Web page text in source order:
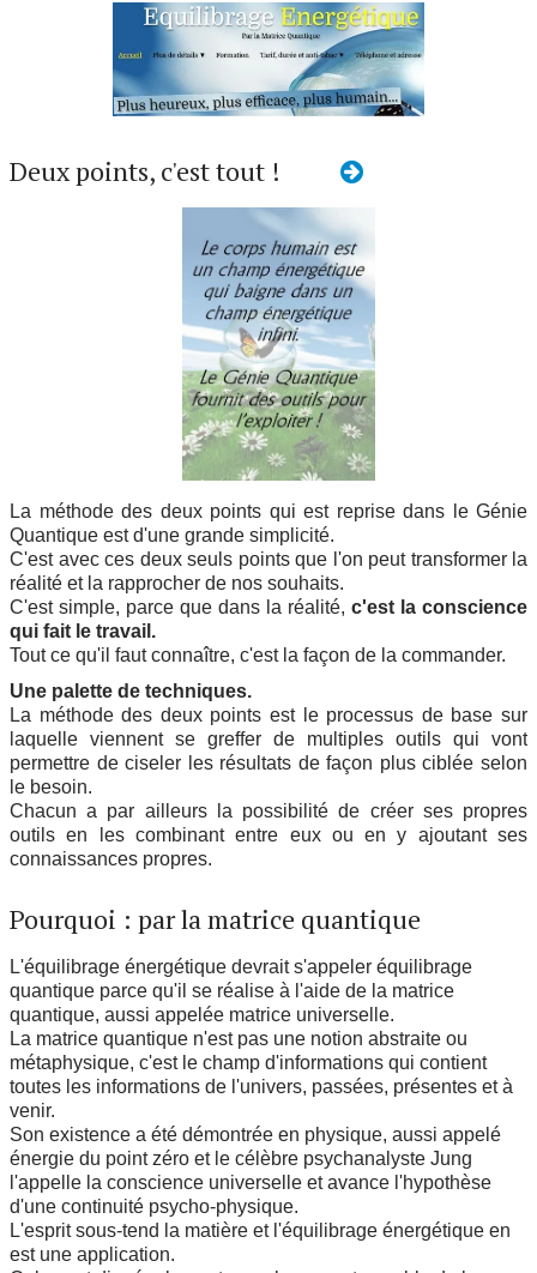
Deux points, c'est tout !
La méthode des deux points qui est reprise dans le Génie
Quantique est d'une grande simplicité.
C'est avec ces deux seuls points que l'on peut transformer la
réalité et la rapprocher de nos souhaits.
C'est simple, parce que dans la réalité, c'est la conscience
qui fait le travail.
Tout ce qu'il faut connaître, c'est la façon de la commander.
Une palette de techniques.
La méthode des deux points est le processus de base sur
laquelle viennent se greffer de multiples outils qui vont
permettre de ciseler les résultats de façon plus ciblée selon
le besoin.
Chacun a par ailleurs la possibilité de créer ses propres
outils en les combinant entre eux ou en y ajoutant ses
connaissances propres.
Pourquoi : par la matrice quantique
L'équilibrage énergétique devrait s'appeler équilibrage
quantique parce qu'il se réalise à l'aide de la matrice
quantique, aussi appelée matrice universelle.
La matrice quantique n'est pas une notion abstraite ou
métaphysique, c'est le champ d'informations qui contient
toutes les informations de l'univers, passées, présentes et à
venir.
Son existence a été démontrée en physique, aussi appelé
énergie du point zéro et le célèbre psychanalyste Jung
l'appelle la conscience universelle et avance l'hypothèse
d'une continuité psycho-physique.
L'esprit sous-tend la matière et l'équilibrage énergétique en
est une application.